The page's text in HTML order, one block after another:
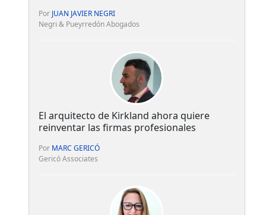
Por JUAN JAVIER NEGRI
Negri & Pueyrredón Abogados
El arquitecto de Kirkland ahora quiere
reinventar las firmas profesionales
Por MARC GERICÓ
Gericó Associates